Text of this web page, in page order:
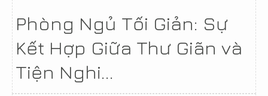
Phòng Ngủ Tối Giản: Sự
Kết Hợp Giữa Thư Giãn và
Tiện Nghi...